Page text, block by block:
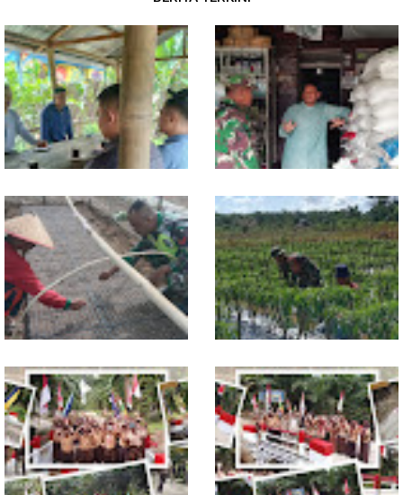
Jelang Seleksi Komcad, Plh.
Pasiter Kodim
0118/Subulussalam Bekali
Pemuda dengan Motivasi
Komsos dengan Pedagang,
Babinsa Rundeng Cek
Ketersediaan Pupuk bagi
Petani
Dukung Petani, Babinsa Turun
Langsung Semai Bibit
Semangka di Sikalondang
Babinsa Dampingi Petani
Rawat Cabai, Dukung
Ketahanan Pangan